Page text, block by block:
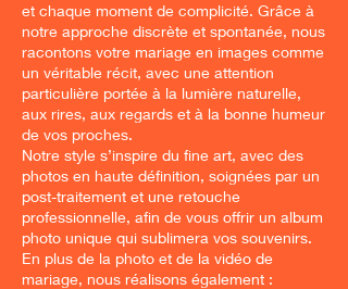
et chaque moment de complicité. Grâce à
notre approche discrète et spontanée, nous
racontons votre mariage en images comme
un véritable récit, avec une attention
particulière portée à la lumière naturelle,
aux rires, aux regards et à la bonne humeur
de vos proches.
Notre style s’inspire du fine art, avec des
photos en haute définition, soignées par un
post-traitement et une retouche
professionnelle, afin de vous offrir un album
photo unique qui sublimera vos souvenirs.
En plus de la photo et de la vidéo de
mariage, nous réalisons également :